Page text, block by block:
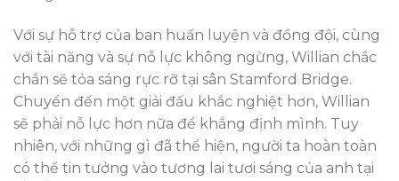
Với sự hỗ trợ của ban huấn luyện và đồng đội, cùng
với tài năng và sự nỗ lực không ngừng, Willian chắc
chắn sẽ tỏa sáng rực rỡ tại sân Stamford Bridge.
Chuyển đến một giải đấu khắc nghiệt hơn, Willian
sẽ phải nỗ lực hơn nữa để khẳng định mình. Tuy
nhiên, với những gì đã thể hiện, người ta hoàn toàn
có thể tin tưởng vào tương lai tươi sáng của anh tại